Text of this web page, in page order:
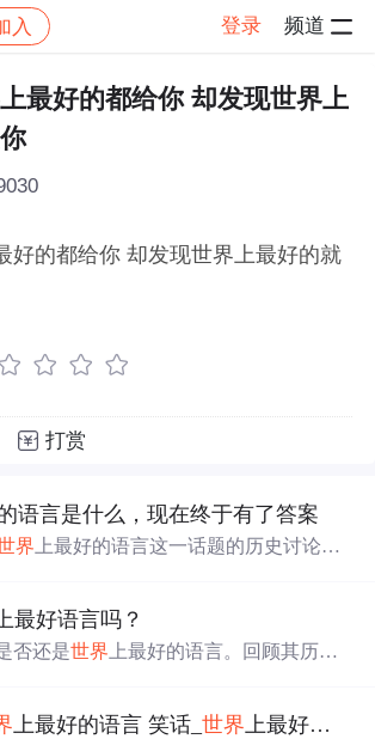
入 登录 频道
感慨 帖子详情
最好的都给你 却发现世界上
好的都给你 却发现世界上最好的就
打赏
的语言是什么，现在终于有了答案
界 上最好的语言这一话题的历史讨论，
戏称为世界上最好的语言。
上最好语言吗？
否还是世界 上最好的语言。回顾其历
上的特点；还对比了PHP7和PHP5的性
上最好的语言 笑话_世界上最好的语言是什么，现在终于有了答案...